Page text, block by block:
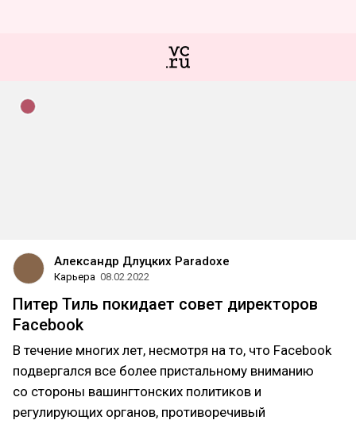
Александр Длуцких Paradoxe
Карьера 08.02.2022
Питер Тиль покидает совет директоров
Facebook
В течение многих лет, несмотря на то, что Facebook
подвергался все более пристальному вниманию
со стороны вашингтонских политиков и
регулирующих органов, противоречивый